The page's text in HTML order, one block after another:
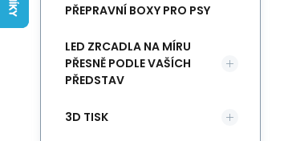
PŘEPRAVNÍ BOXY PRO PSY
LED ZRCADLA NA MÍRU
PŘESNĚ PODLE VAŠÍCH
PŘEDSTAV
3D TISK